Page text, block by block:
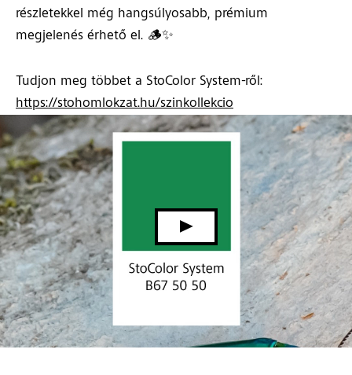
részletekkel még hangsúlyosabb, prémium
megjelenés érhető el. 🪵✨
Tudjon meg többet a StoColor System-ről:
https://stohomlokzat.hu/szinkollekcio